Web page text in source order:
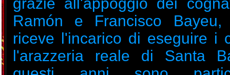
grazie all'appoggio dei
Ramón e Francisco
riceve l'incarico di eseguire i
l'arazzeria reale di Santa